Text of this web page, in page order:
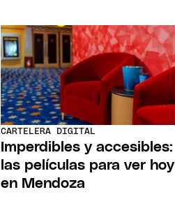
CARTELERA DIGITAL
Imperdibles y accesibles:
las películas para ver hoy
en Mendoza